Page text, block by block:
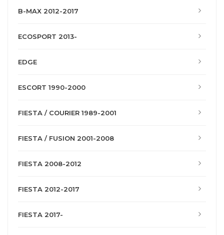
B-MAX 2012-2017
ECOSPORT 2013-
EDGE
ESCORT 1990-2000
FIESTA / COURIER 1989-2001
FIESTA / FUSION 2001-2008
FIESTA 2008-2012
FIESTA 2012-2017
FIESTA 2017-